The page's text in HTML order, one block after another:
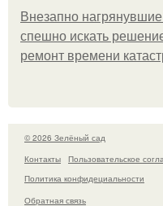
Внезапно
спешно искать
ремонт времени
© 2026 Зелёный сад
Контакты
Пользовательское
Политика конфидециальности
Обратная связь